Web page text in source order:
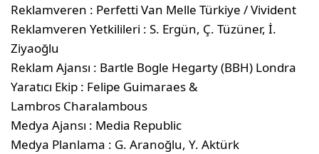
Reklamveren : Perfetti Van Melle Türkiye / Vivident
Reklamveren Yetkilileri : S. Ergün, Ç. Tüzüner, İ.
Ziyaoğlu
Reklam Ajansı : Bartle Bogle Hegarty (BBH) Londra
Yaratıcı Ekip : Felipe Guimaraes &
Lambros Charalambous
Medya Ajansı : Media Republic
Medya Planlama : G. Aranoğlu, Y. Aktürk